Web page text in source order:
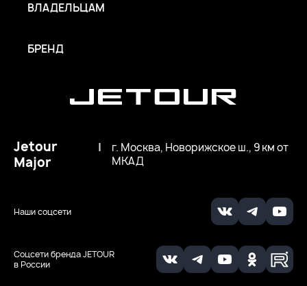
Соцсети бренда JETOUR
в России
Наши соцсети
Jetour
Major
|
г. Москва, Новорижское ш., 9 км от
МКАД
ВЛАДЕЛЬЦАМ
БРЕНД